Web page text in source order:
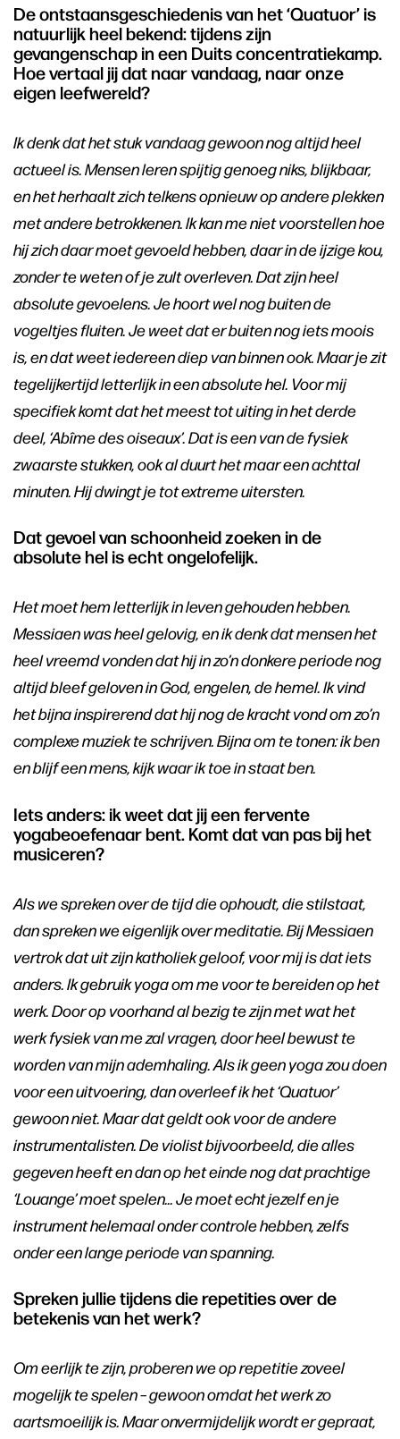
De ontstaansgeschiedenis van het ‘Quatuor’ is
natuurlijk heel bekend: tijdens zijn
gevangenschap in een Duits concentratiekamp.
Hoe vertaal jij dat naar vandaag, naar onze
eigen leefwereld?
Ik denk dat het stuk vandaag gewoon nog altijd heel
actueel is. Mensen leren spijtig genoeg niks, blijkbaar,
en het herhaalt zich telkens opnieuw op andere plekken
met andere betrokkenen. Ik kan me niet voorstellen hoe
hij zich daar moet gevoeld hebben, daar in de ijzige kou,
zonder te weten of je zult overleven. Dat zijn heel
absolute gevoelens. Je hoort wel nog buiten de
vogeltjes fluiten. Je weet dat er buiten nog iets moois
is, en dat weet iedereen diep van binnen ook. Maar je zit
tegelijkertijd letterlijk in een absolute hel. Voor mij
specifiek komt dat het meest tot uiting in het derde
deel, ‘Abîme des oiseaux’. Dat is een van de fysiek
zwaarste stukken, ook al duurt het maar een achttal
minuten. Hij dwingt je tot extreme uitersten.
Dat gevoel van schoonheid zoeken in de
absolute hel is echt ongelofelijk.
Het moet hem letterlijk in leven gehouden hebben.
Messiaen was heel gelovig, en ik denk dat mensen het
heel vreemd vonden dat hij in zo’n donkere periode nog
altijd bleef geloven in God, engelen, de hemel. Ik vind
het bijna inspirerend dat hij nog de kracht vond om zo’n
complexe muziek te schrijven. Bijna om te tonen: ik ben
en blijf een mens, kijk waar ik toe in staat ben.
Iets anders: ik weet dat jij een fervente
yogabeoefenaar bent. Komt dat van pas bij het
musiceren?
Als we spreken over de tijd die ophoudt, die stilstaat,
dan spreken we eigenlijk over meditatie. Bij Messiaen
vertrok dat uit zijn katholiek geloof, voor mij is dat iets
anders. Ik gebruik yoga om me voor te bereiden op het
werk. Door op voorhand al bezig te zijn met wat het
werk fysiek van me zal vragen, door heel bewust te
worden van mijn ademhaling. Als ik geen yoga zou doen
voor een uitvoering, dan overleef ik het ‘Quatuor’
gewoon niet. Maar dat geldt ook voor de andere
instrumentalisten. De violist bijvoorbeeld, die alles
gegeven heeft en dan op het einde nog dat prachtige
‘Louange’ moet spelen… Je moet echt jezelf en je
instrument helemaal onder controle hebben, zelfs
onder een lange periode van spanning.
Spreken jullie tijdens die repetities over de
betekenis van het werk?
Om eerlijk te zijn, proberen we op repetitie zoveel
mogelijk te spelen – gewoon omdat het werk zo
aartsmoeilijk is. Maar onvermijdelijk wordt er gepraat,